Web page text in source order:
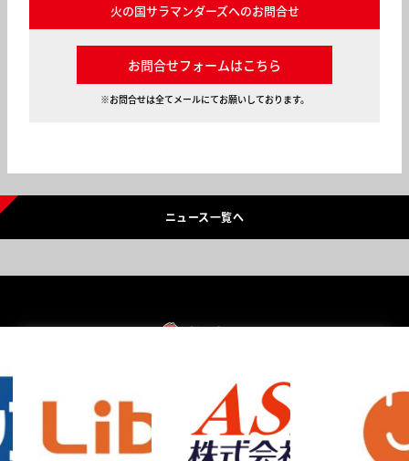
火の国サラマンダーズへのお問合せ
お問合せフォームはこちら
※お問合せは全てメールにてお願いしております。
ニュース一覧へ
お問い合わせ
採用情報 プライバシーポリシー
Copyright © HINOKUNI Salamanders. All Rights Reserved